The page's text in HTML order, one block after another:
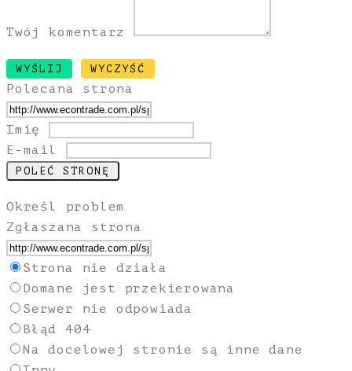
Twój komentarz
Polecana strona
Imię
E-mail
Określ problem
Zgłaszana strona
Strona nie działa
Domane jest przekierowana
Serwer nie odpowiada
Błąd 404
Na docelowej stronie są inne dane